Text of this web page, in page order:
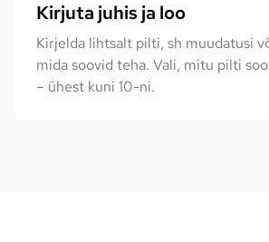
Kirjuta juhis ja loo
Kirjelda lihtsalt pilti, sh muudatusi
mida soovid teha. Vali, mitu pilti
– ühest kuni 10-ni.